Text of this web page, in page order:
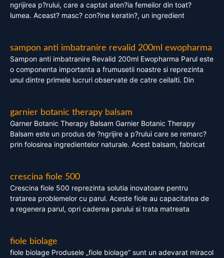
ngrijirea p?rului, care a captat aten?ia femeilor din toat?
lumea. Aceast? masc? con?ine keratin?, un ingredient
sampon anti imbatranire revalid 200ml ewopharma
Sampon anti imbatranire Revalid 200ml Ewopharma Parul este
o componenta importanta a frumusetii noastre si reprezinta
unul dintre primele lucruri observate de catre ceilalti. Din
garnier botanic therapy balsam
Garner Botanic Therapy Balsam Garnier Botanic Therapy
Balsam este un produs de ?ngrijire a p?rului care se remarc?
prin folosirea ingredientelor naturale. Acest balsam, fabricat
crescina fiole 500
Crescina fiole 500 reprezinta solutia inovatoare pentru
tratarea problemelor cu parul. Aceste fiole au capacitatea de
a regenera parul, opri caderea parului si trata matreata
fiole biolage
fiole biolage Produsele „fiole biolage” sunt un adevarat miracol